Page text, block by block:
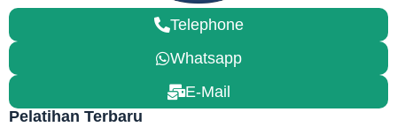
Telephone
Whatsapp
E-Mail
Pelatihan Terbaru